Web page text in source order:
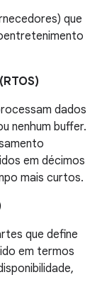
que
dados
nenhum buffer.
em décimos
mais curtos.
que define
em termos